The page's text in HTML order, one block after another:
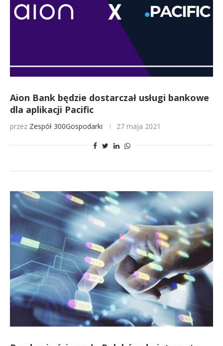
Aion Bank będzie dostarczał usługi bankowe
dla aplikacji Pacific
przez Zespół 300Gospodarki 27 maja 2021